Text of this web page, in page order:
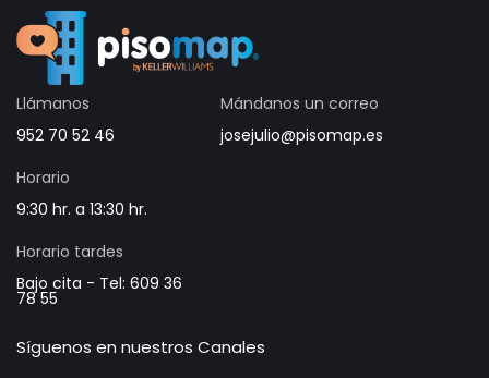
Llámanos
952 70 52 46
Mándanos un correo
josejulio@pisomap.es
Horario
9:30 hr. a 13:30 hr.
Horario tardes
Bajo cita - Tel: 609 36
78 55
Síguenos en nuestros Canales